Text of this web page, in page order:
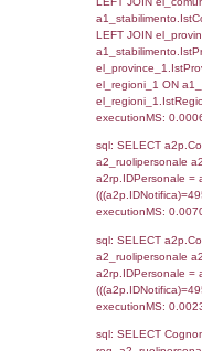
sql:
sql:
sql:
sql: